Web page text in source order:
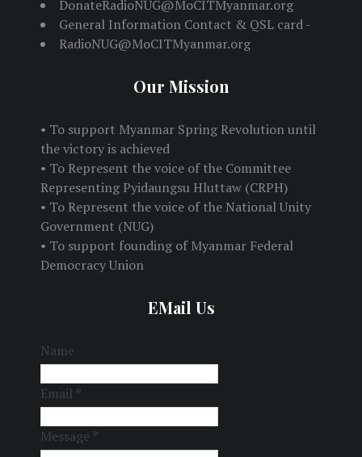
DonateRadioNUG@MoCITMyanmar.org
General Information Contact & QSL card -
RadioNUG@MoCITMyanmar.org
Our Mission
• To support Myanmar Spring Revolution until
the victory is achieved
• To Represent the voice of the Committee
Representing Pyidaungsu Hluttaw (CRPH)
• To Represent the voice of the National Unity
Government (NUG)
• To support founding of Myanmar Federal
Democracy Union
EMail Us
Name
Email *
Message *